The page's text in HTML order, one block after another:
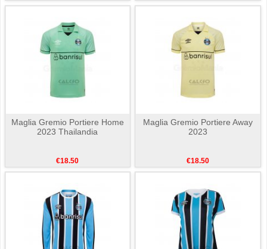
Maglia Gremio Portiere Home
2023 Thailandia
€18.50
Maglia Gremio Portiere Away
2023
€18.50